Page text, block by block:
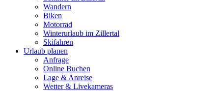
Wandern
Biken
Motorrad
Winterurlaub im Zillertal
Skifahren
Urlaub planen
Anfrage
Online Buchen
Lage & Anreise
Wetter & Livekameras